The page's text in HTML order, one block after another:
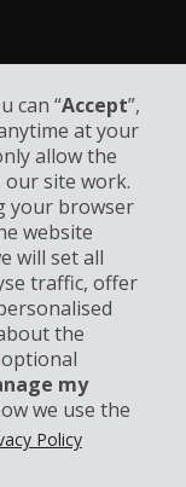
can “Accept”,
at your
allow the
our site work.
your browser
website
will set all
traffic, offer
the
my
we use the
Policy